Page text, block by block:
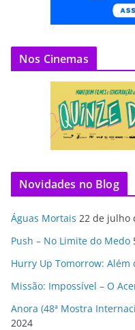
Nos Cinemas
Novidades no Blog
Águas Mortais 22 de julho
Push – No Limite do Medo
Hurry Up Tomorrow: Além
Missão: Impossível – O
Anora (48ª Mostra
2024